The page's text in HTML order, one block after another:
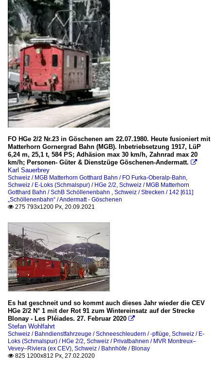
FO HGe 2/2 Nr.23 in Göschenen am 22.07.1980. Heute fusioniert mit
Matterhorn Gornergrad Bahn (MGB). Inbetriebsetzung 1917, LüP
6,24 m, 25,1 t, 584 PS; Adhäsion max 30 km/h, Zahnrad max 20
km/h; Personen- Güter & Dienstzüge Göschenen-Andermatt. 
Karl Sauerbrey
Schweiz / MGB Matterhorn Gotthard Bahn / FO Furka-Oberalp-Bahn,
Schweiz / E-Loks (Schmalspur) / HGe 2/2, Schweiz / MGB Matterhorn
Gotthard Bahn / SchB Schöllenenbahn , Schweiz / Strecken / 142 [611]
„Schöllenenbahn“ / Andermatt - Göschenen
 275 793x1200 Px, 20.09.2021
Es hat geschneit und so kommt auch dieses Jahr wieder die CEV
HGe 2/2 N° 1 mit der Rot 91 zum Wintereinsatz auf der Strecke
Blonay - Les Pléiades. 27. Februar 2020 
Stefan Wohlfahrt
Schweiz / Bahndienstfahrzeuge / Schneeschleudern / -pflüge, Schweiz / E-
Loks (Schmalspur) / HGe 2/2, Schweiz / Privatbahnen / MVR Montreux–
Vevey–Riviera (ex CEV), Schweiz / Bahnhöfe / Blonay
 825 1200x812 Px, 27.02.2020